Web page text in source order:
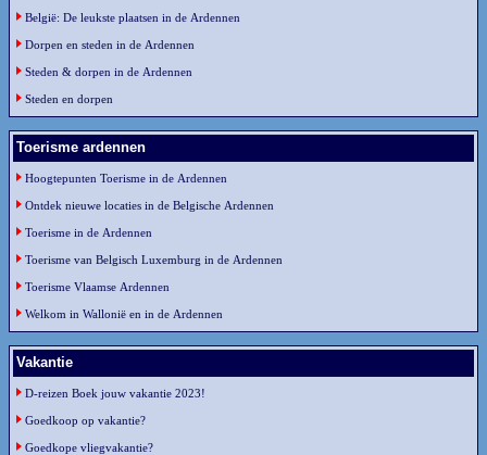
België: De leukste plaatsen in de Ardennen
Dorpen en steden in de Ardennen
Steden & dorpen in de Ardennen
Steden en dorpen
Toerisme ardennen
Hoogtepunten Toerisme in de Ardennen
Ontdek nieuwe locaties in de Belgische Ardennen
Toerisme in de Ardennen
Toerisme van Belgisch Luxemburg in de Ardennen
Toerisme Vlaamse Ardennen
Welkom in Wallonië en in de Ardennen
Vakantie
D-reizen Boek jouw vakantie 2023!
Goedkoop op vakantie?
Goedkope vliegvakantie?